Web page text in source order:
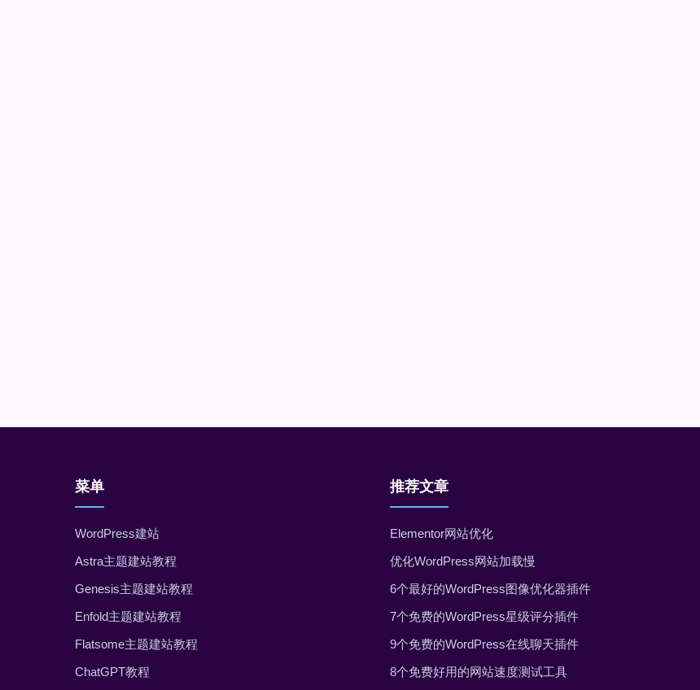
菜单
WordPress建站
Astra主题建站教程
Genesis主题建站教程
Enfold主题建站教程
Flatsome主题建站教程
ChatGPT教程
推荐文章
Elementor网站优化
优化WordPress网站加载慢
6个最好的WordPress图像优化器插件
7个免费的WordPress星级评分插件
9个免费的WordPress在线聊天插件
8个免费好用的网站速度测试工具